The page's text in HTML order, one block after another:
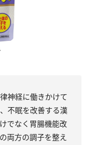
神経に働きかけて
不眠を改善する漢
でなく胃腸機能改
両方の調子を整え